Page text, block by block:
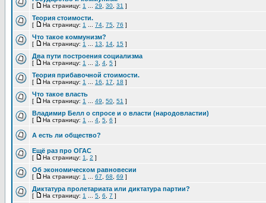
[ На страницу: 1 29 30 31 ]
Теория стоимости.
[ На страницу: 1 74 75 76 ]
Что такое коммунизм?
[ На страницу: 1 13 14 15 ]
Два пути построения социализма
[ На страницу: 1 3 4 5 ]
Теория прибавочной стоимости.
[ На страницу: 1 16 17 18 ]
Что такое власть
[ На страницу: 1 49 50 51 ]
Владимир Белл о спросе и о власти (народовластии)
[ На страницу: 1 4 5 6 ]
А есть ли общество?
Ещё раз про ОГАС
[ На страницу: 1 2 ]
Об экономическом равновесии
[ На страницу: 1 67 68 69 ]
Диктатура пролетариата или диктатура партии?
[ На страницу: 1 5 6 7 ]